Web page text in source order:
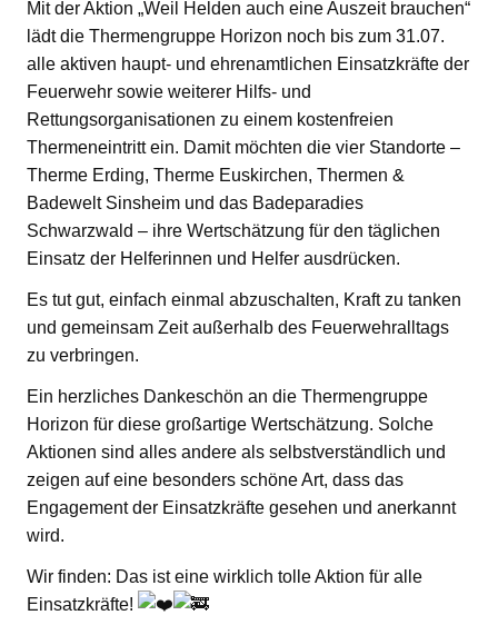
Mit der Aktion „Weil Helden auch eine Auszeit brauchen“
lädt die Thermengruppe Horizon noch bis zum 31.07.
alle aktiven haupt- und ehrenamtlichen Einsatzkräfte der
Feuerwehr sowie weiterer Hilfs- und
Rettungsorganisationen zu einem kostenfreien
Thermeneintritt ein. Damit möchten die vier Standorte –
Therme Erding, Therme Euskirchen, Thermen &
Badewelt Sinsheim und das Badeparadies
Schwarzwald – ihre Wertschätzung für den täglichen
Einsatz der Helferinnen und Helfer ausdrücken.
Es tut gut, einfach einmal abzuschalten, Kraft zu tanken
und gemeinsam Zeit außerhalb des Feuerwehralltags
zu verbringen.
Ein herzliches Dankeschön an die Thermengruppe
Horizon für diese großartige Wertschätzung. Solche
Aktionen sind alles andere als selbstverständlich und
zeigen auf eine besonders schöne Art, dass das
Engagement der Einsatzkräfte gesehen und anerkannt
wird.
Wir finden: Das ist eine wirklich tolle Aktion für alle
Einsatzkräfte!